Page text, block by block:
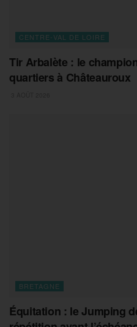
CENTRE-VAL DE LOIRE
Tir Arbalète : le
quartiers à Châteauroux
BRETAGNE
Équitation : le Jumping